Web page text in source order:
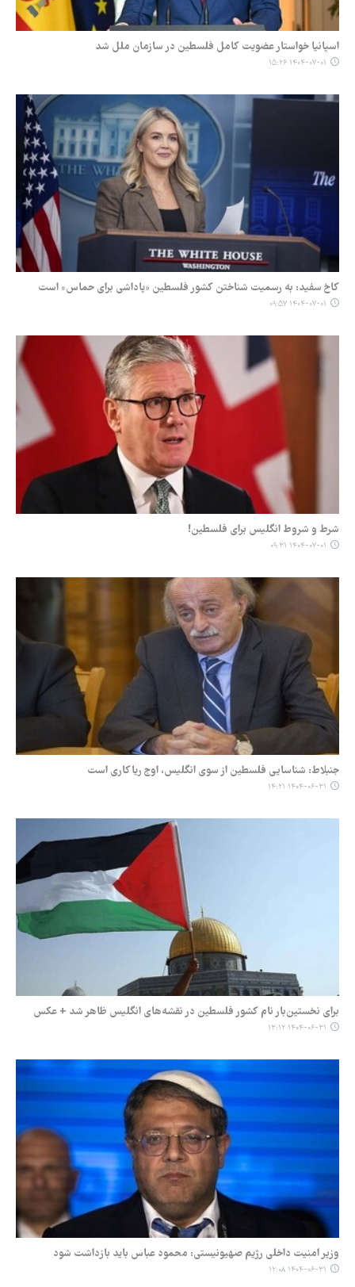
اسپانیا خواستار عضویت کامل فلسطین در سازمان ملل شد
۱۴۰۴-۰۷-۰۱ ۱۵:۲۶
کاخ سفید: به رسمیت شناختن کشور فلسطین «پاداشی برای حماس» است
۱۴۰۴-۰۷-۰۱ ۰۹:۵۷
شرط و شروط انگلیس برای فلسطین!
۱۴۰۴-۰۷-۰۱ ۰۹:۳۱
جنبلاط: شناسایی فلسطین از سوی انگلیس، اوج ریاکاری است
۱۴۰۴-۰۶-۳۱ ۱۴:۲۱
برای نخستین‌بار نام کشور فلسطین در نقشه‌های انگلیس ظاهر شد + عکس
۱۴۰۴-۰۶-۳۱ ۱۳:۱۲
وزیر امنیت داخلی رژیم صهیونیستی: محمود عباس باید بازداشت شود
۱۴۰۴-۰۶-۳۱ ۱۲:۰۸